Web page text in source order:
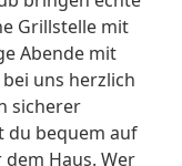
Grillstelle mit
Abende mit
uns herzlich
sicherer
du bequem auf
Haus. Wer